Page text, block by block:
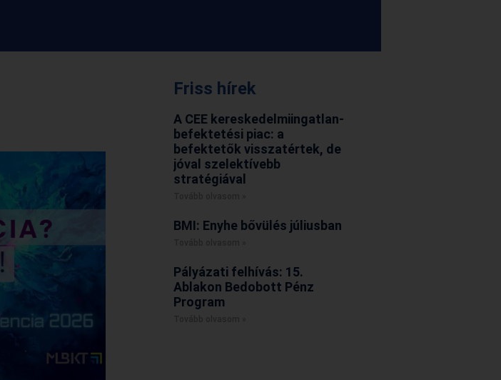
Friss hírek
A CEE kereskedelmiingatlan-
befektetési piac: a
befektetők visszatértek, de
jóval szelektívebb
stratégiával
BMI: Enyhe bővülés júliusban
Pályázati felhívás: 15.
Ablakon Bedobott Pénz
Program